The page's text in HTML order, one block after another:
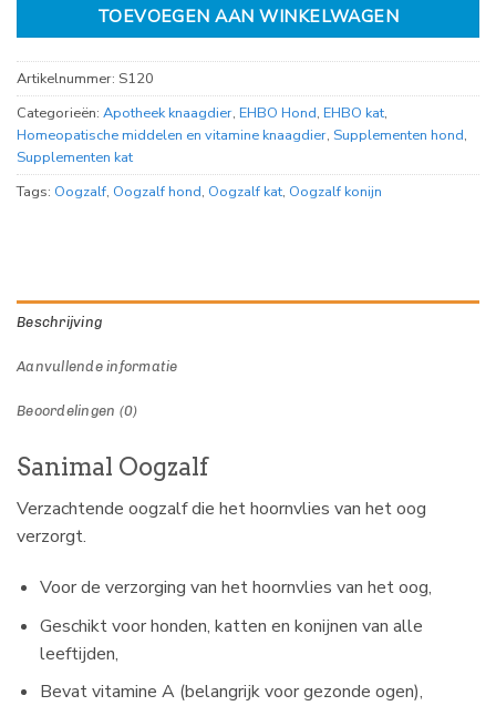
TOEVOEGEN AAN WINKELWAGEN
Artikelnummer: S120
Categorieën: Apotheek knaagdier, EHBO Hond, EHBO kat,
Homeopatische middelen en vitamine knaagdier, Supplementen hond,
Supplementen kat
Tags: Oogzalf, Oogzalf hond, Oogzalf kat, Oogzalf konijn
Beschrijving
Aanvullende informatie
Beoordelingen (0)
Sanimal Oogzalf
Verzachtende oogzalf die het hoornvlies van het oog
verzorgt.
Voor de verzorging van het hoornvlies van het oog,
Geschikt voor honden, katten en konijnen van alle
leeftijden,
Bevat vitamine A (belangrijk voor gezonde ogen),